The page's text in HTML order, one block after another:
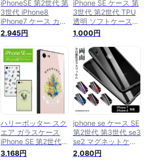
iPhoneSE 第2世代 第
3世代 iPhone8
iPhone7 ケース カバ
ー ミッフィー スマ
ホケース スクエアガ
ラスケース miffy
floral iPhoneSE ケー
ス iPhone8ケース
iPhone7ケース スク
エア ガラスケース
Miffy ネイビー ホワ
イト アイフォンSE
アイフォン8 アイフ
ォン
2,945円
iPhone SE ケース 第
3世代 第2世代 TPU
透明 ソフトケース
iPhone8 iPhone SE3
iPhone SE2
iPhoneSE3
iPhoneSE2 アイフォ
ンSE3 クリアケース
iPhone7 カバー 保護
アイフォンSE2 アイ
フォン8 アイフォン7
スマホケース 携帯ケ
ース 携帯カバー
1,000円
ハリーポッター スク
エア ガラスケース
iPhone SE 第2世代
iPhone8 iPhone7 ゆ
るかわ キャラクター
3,168円
iphone se ケース SE
第2世代 第3世代 se3
se2 マグネットケー
ス iPhone8 ケース
ガラスケース アイフ
2,080円